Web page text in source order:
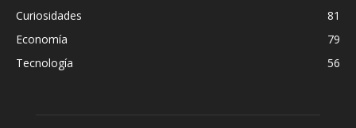
Curiosidades
81
Economía
79
Tecnología
56